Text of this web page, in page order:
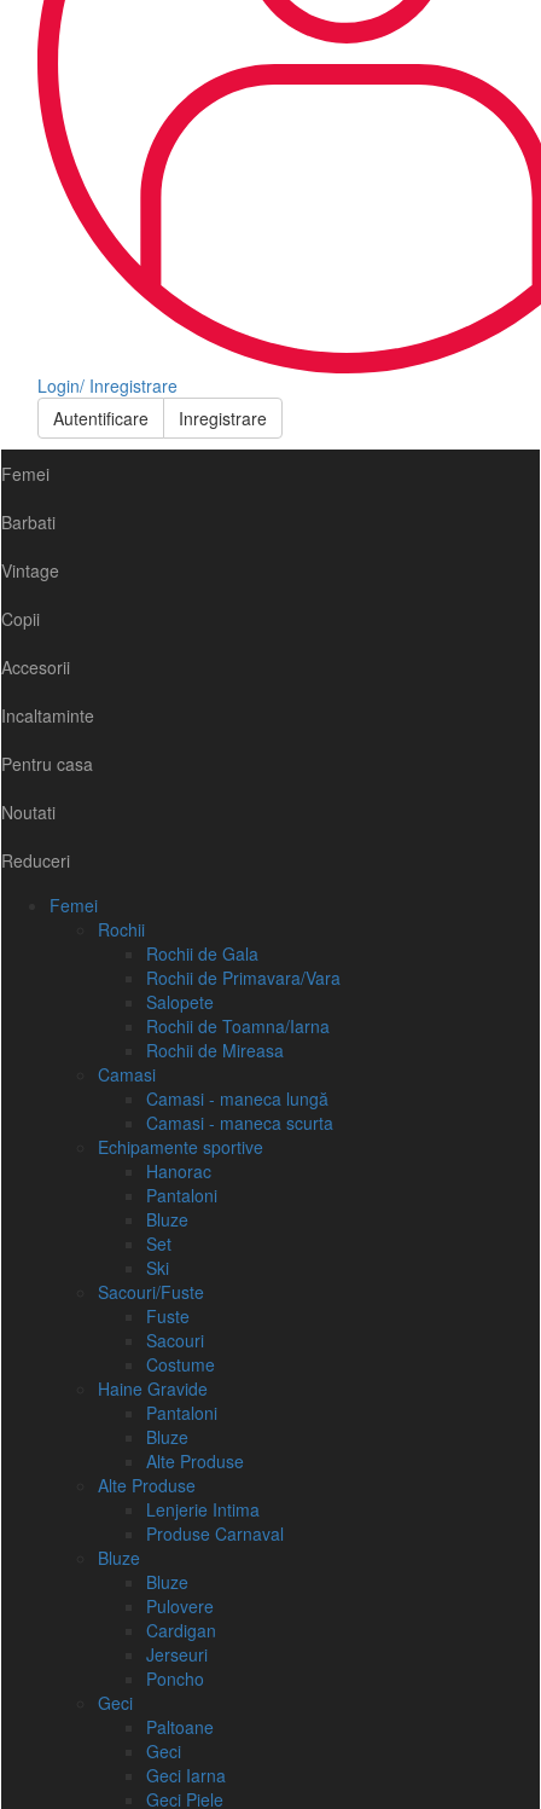
Login/ Inregistrare
Autentificare
Inregistrare
Femei
Barbati
Vintage
Copii
Accesorii
Incaltaminte
Pentru casa
Noutati
Reduceri
Femei
Rochii
Rochii de Gala
Rochii de Primavara/Vara
Salopete
Rochii de Toamna/Iarna
Rochii de Mireasa
Camasi
Camasi - maneca lungă
Camasi - maneca scurta
Echipamente sportive
Hanorac
Pantaloni
Bluze
Set
Ski
Sacouri/Fuste
Fuste
Sacouri
Costume
Haine Gravide
Pantaloni
Bluze
Alte Produse
Alte Produse
Lenjerie Intima
Produse Carnaval
Bluze
Bluze
Pulovere
Cardigan
Jerseuri
Poncho
Geci
Paltoane
Geci
Geci Iarna
Geci Piele